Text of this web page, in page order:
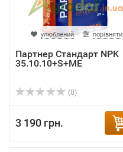
улюблений порівняти
Партнер Стандарт NPK
35.10.10+S+ME
(0)
3 190 грн.